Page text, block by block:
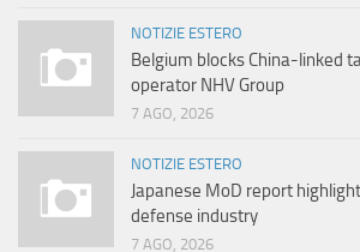
NOTIZIE ESTERO
Belgium blocks China-linked
operator NHV Group
7 AGO, 2026
NOTIZIE ESTERO
Japanese MoD report
defense industry
7 AGO, 2026